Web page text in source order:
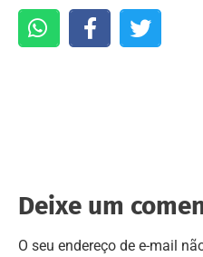
Deixe um
O seu endereço de e-mail